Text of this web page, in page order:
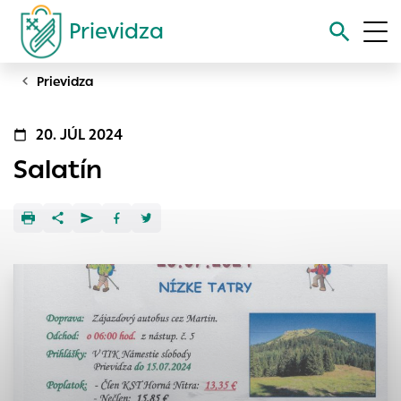
Prievidza
Vyhľadávanie
Prievidza
20. JÚL 2024
Salatín
Nastavenie cookies
ukladať informácie o vašej aktivite a preferenciách.
voľba v tomto okne.
Vyberte úroveň cookies, ktorú chcete povoliť
Technické cookies
Technické súbory cookie sú pre prevádzku nevyhnutné a
pomáhajú urobiť webové stránky uplatniteľnými tým, že
umožňujú základné funkcie, ako je navigácia na stránke a